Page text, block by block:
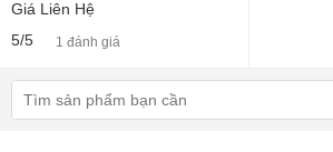
Giá Liên Hệ
5/5
1 đánh giá